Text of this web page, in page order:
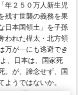
年２５０万人新生児
残す世襲の義務を果
日本国領土」を子孫
われた樺太・北方領
万が一にも逃避でき
、日本は、国家死
。が、諦念せず、国
うではないか。